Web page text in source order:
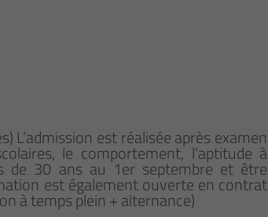
L’admission est réalisée après examen
le comportement, l’aptitude à
de 30 ans au 1er septembre et être
est également ouverte en contrat
à temps plein + alternance)